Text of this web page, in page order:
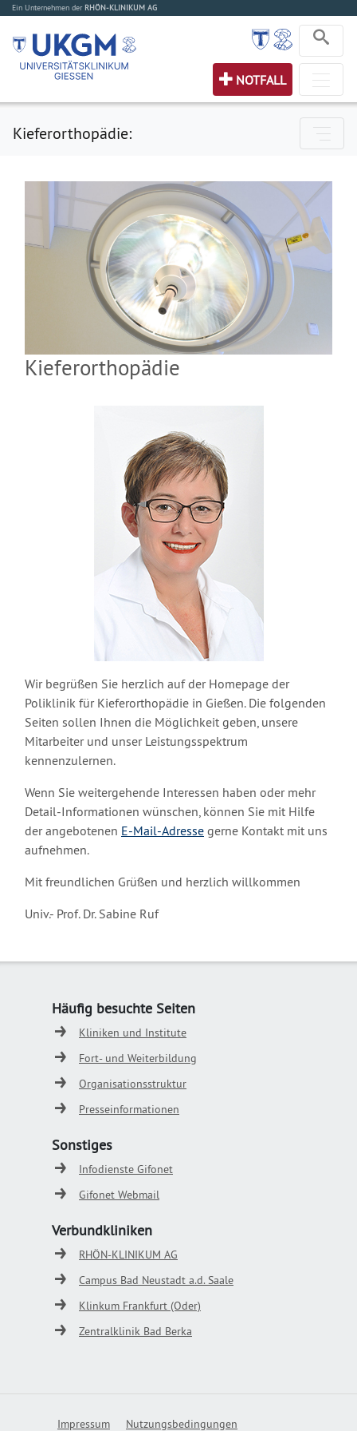
Ein Unternehmen der RHÖN-KLINIKUM AG
NOTFALL
Kieferorthopädie:
Kieferorthopädie
Wir begrüßen Sie herzlich auf der Homepage der
Poliklinik für Kieferorthopädie in Gießen. Die folgenden
Seiten sollen Ihnen die Möglichkeit geben, unsere
Mitarbeiter und unser Leistungsspektrum
kennenzulernen.
Wenn Sie weitergehende Interessen haben oder mehr
Detail-Informationen wünschen, können Sie mit Hilfe
der angebotenen E-Mail-Adresse gerne Kontakt mit uns
aufnehmen.
Mit freundlichen Grüßen und herzlich willkommen
Univ.- Prof. Dr. Sabine Ruf
Häufig besuchte Seiten
Kliniken und Institute
Fort- und Weiterbildung
Organisationsstruktur
Presseinformationen
Sonstiges
Infodienste Gifonet
Gifonet Webmail
Verbundkliniken
RHÖN-KLINIKUM AG
Campus Bad Neustadt a.d. Saale
Klinkum Frankfurt (Oder)
Zentralklinik Bad Berka
Impressum Nutzungsbedingungen